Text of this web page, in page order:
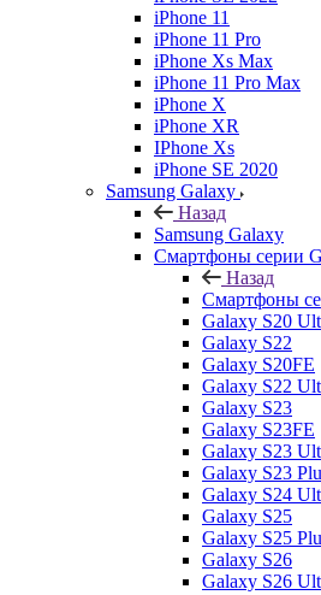
iPhone 11
iPhone 11 Pro
iPhone Xs Max
iPhone 11 Pro Max
iPhone X
iPhone XR
IPhone Xs
iPhone SE 2020
Samsung Galaxy
Назад
Samsung Galaxy
Смартфоны серии
Назад
Смартфоны
Galaxy S20
Galaxy S22
Galaxy S20FE
Galaxy S22
Galaxy S23
Galaxy S23FE
Galaxy S23
Galaxy S23
Galaxy S24
Galaxy S25
Galaxy S25
Galaxy S26
Galaxy S26